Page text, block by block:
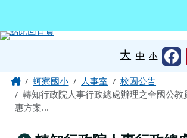
大 中 小
主內容區域
Home蚵寮國小 人事室
校園公告
轉知行政院人事行政總處辦理之全國公
惠方案...
頁尾區域